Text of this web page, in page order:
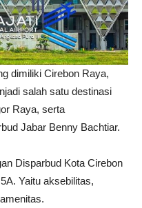
dimiliki Cirebon Raya,
salah satu destinasi
Raya, serta
Jabar Benny Bachtiar.
Disparbud Kota Cirebon
Yaitu aksebilitas,